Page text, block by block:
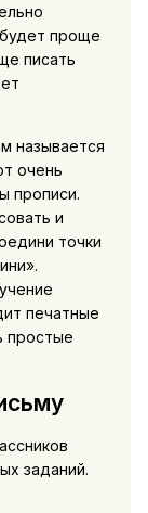
проще
писать
называется
очень
прописи.
и
точки
печатные
простые
заданий.